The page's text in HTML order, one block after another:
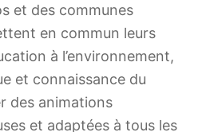
et des communes
en commun leurs
à l’environnement,
et connaissance du
des animations
et adaptées à tous les